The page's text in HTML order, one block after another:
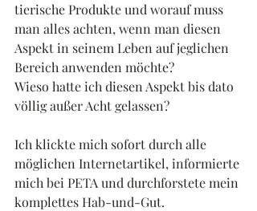
tierische Produkte und worauf muss
man alles achten, wenn man diesen
Aspekt in seinem Leben auf jeglichen
Bereich anwenden möchte?
Wieso hatte ich diesen Aspekt bis dato
völlig außer Acht gelassen?
Ich klickte mich sofort durch alle
möglichen Internetartikel, informierte
mich bei PETA und durchforstete mein
komplettes Hab-und-Gut.